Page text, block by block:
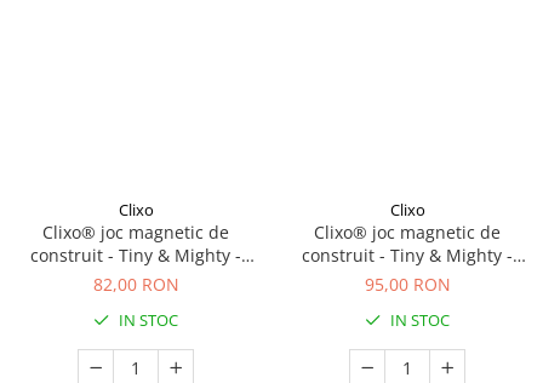
Clixo
Clixo® joc magnetic de
construit - Tiny & Mighty -
Spatiul cosmic (9 piese)
82,00 RON
IN STOC
Clixo
Clixo® joc magnetic de
construit - Tiny & Mighty -
Pasari tropicale (9 piese)
95,00 RON
IN STOC